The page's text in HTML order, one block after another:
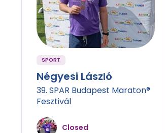
SPORT
Négyesi László
39. SPAR Budapest Maraton®
Fesztivál
Closed